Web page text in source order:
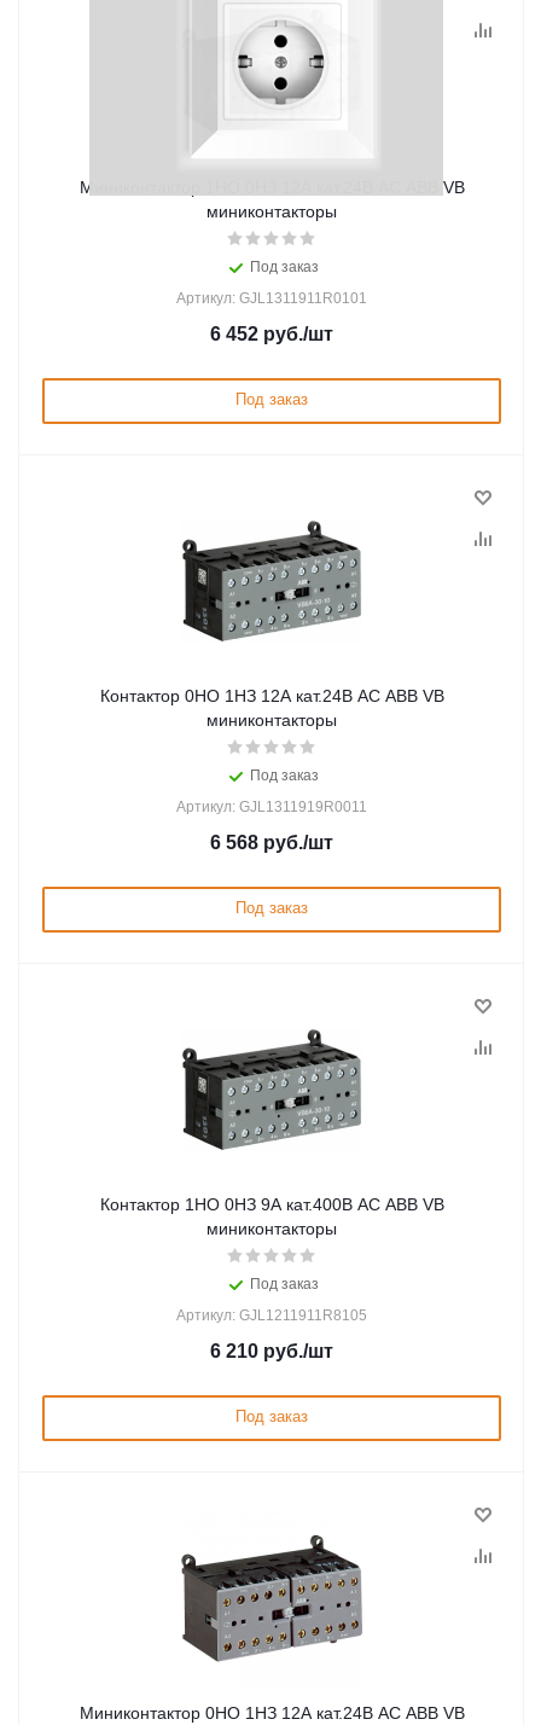
Миниконтактор 1НО 0НЗ 12А кат.24В AC ABB VB
миниконтакторы
Под заказ
Артикул: GJL1311911R0101
6 452 руб./шт
Под заказ
Контактор 0НО 1НЗ 12А кат.24В AC ABB VB
миниконтакторы
Под заказ
Артикул: GJL1311919R0011
6 568 руб./шт
Под заказ
Контактор 1НО 0НЗ 9А кат.400В AC ABB VB
миниконтакторы
Под заказ
Артикул: GJL1211911R8105
6 210 руб./шт
Под заказ
Миниконтактор 0НО 1НЗ 12А кат.24В AC ABB VB